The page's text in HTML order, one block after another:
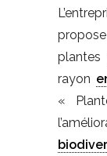
rayon
«